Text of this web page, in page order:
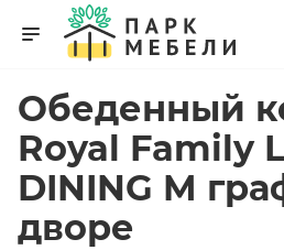
Обеденный
Royal Family
DINING M
дворе